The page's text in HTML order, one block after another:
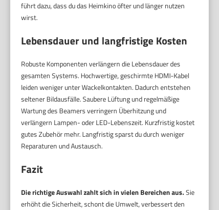
führt dazu, dass du das Heimkino öfter und länger nutzen
wirst.
Lebensdauer und langfristige Kosten
Robuste Komponenten verlängern die Lebensdauer des
gesamten Systems. Hochwertige, geschirmte HDMI-Kabel
leiden weniger unter Wackelkontakten. Dadurch entstehen
seltener Bildausfälle. Saubere Lüftung und regelmäßige
Wartung des Beamers verringern Überhitzung und
verlängern Lampen- oder LED-Lebenszeit. Kurzfristig kostet
gutes Zubehör mehr. Langfristig sparst du durch weniger
Reparaturen und Austausch.
Fazit
Die richtige Auswahl zahlt sich in vielen Bereichen aus.Sie
erhöht die Sicherheit, schont die Umwelt, verbessert den